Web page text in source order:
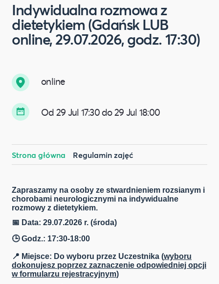
Indywidualna rozmowa z
dietetykiem (Gdańsk LUB
online, 29.07.2026, godz. 17:30)
online
Od 29 Jul 17:30 do 29 Jul 18:00
Strona główna Regulamin zajęć
Zapraszamy na osoby ze stwardnieniem rozsianym i
chorobami neurologicznymi na indywidualne
rozmowy z dietetykiem.
📅 Data: 29.07.2026 r. (środa)
🕒 Godz.: 17:30-18:00
📍 Miejsce: Do wyboru przez Uczestnika (wyboru
dokonujesz poprzez zaznaczenie odpowiedniej opcji
w formularzu rejestracyjnym)